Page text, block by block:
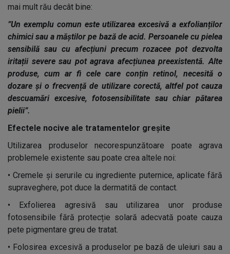
mai mult rău decât bine:
”Un exemplu comun este utilizarea excesivă a exfolianților
chimici sau a măștilor pe bază de acid. Persoanele cu pielea
sensibilă sau cu afecțiuni precum rozacee pot dezvolta
iritații severe sau pot agrava afecțiunea preexistentă. Alte
produse, cum ar fi cele care conțin retinol, necesită o
dozare și o frecvență de utilizare corectă, altfel pot cauza
descuamări excesive, fotosensibilitate sau chiar pătarea
pielii”.
Efectele nocive ale tratamentelor greșite
Utilizarea produselor necorespunzătoare poate agrava
problemele existente sau poate crea altele noi:
• Cremele și serurile cu ingrediente puternice, aplicate fără
supraveghere, pot duce la dermatită de contact.
•
Exfolierea agresivă sau utilizarea unor produse
fotosensibile fără protecție solară adecvată poate cauza
pete pigmentare greu de tratat.
• Folosirea excesivă a produselor pe bază de uleiuri sau a